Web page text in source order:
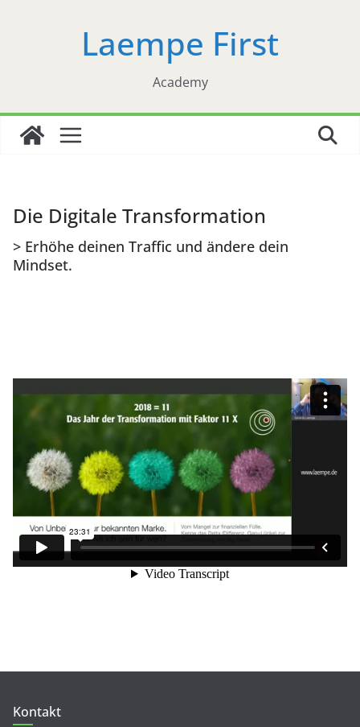
Laempe First
Academy
Die Digitale Transformation
> Erhöhe deinen Traffic und ändere dein
Mindset.
Kontakt